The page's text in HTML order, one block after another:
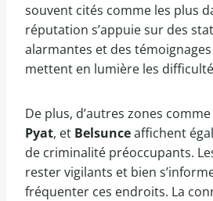
souvent cités comme les plus
réputation s’appuie sur des
alarmantes et des
mettent en lumière les
De plus, d’autres zones comme
Pyat, et Belsunceaffichent
de criminalité préoccupants.
rester vigilants et bien
fréquenter ces endroits. La